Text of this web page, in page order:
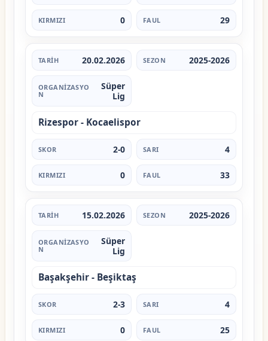
0 29
20.02.2026 2025-2026
Süper
Lig
Rizespor - Kocaelispor
2-0 4
0 33
15.02.2026 2025-2026
Süper
Lig
Başakşehir - Beşiktaş
2-3 4
0 25